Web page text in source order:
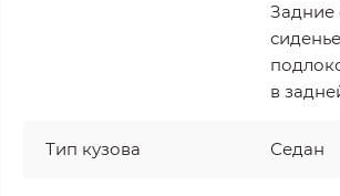
Задние
в
Тип кузова Седан